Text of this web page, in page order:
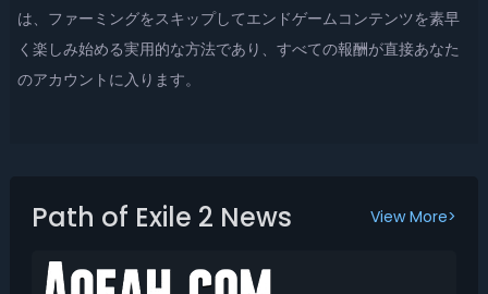
は、ファーミングをスキップしてエンドゲームコンテンツを素早
く楽しみ始める実用的な方法であり、すべての報酬が直接あなた
のアカウントに入ります。
Path of Exile 2 News View More>